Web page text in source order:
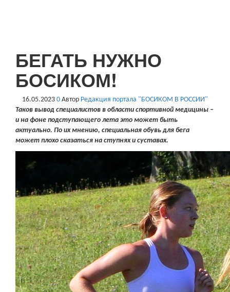
БЕГАТЬ НУЖНО
БОСИКОМ!
16.05.2023 0 Автор Редакция портала "БОСИКОМ В РОССИИ"
Таков вывод специалистов в области спортивной медицины –
и на фоне подступающего лета это может быть
актуально. По их мнению, специальная обувь для бега
может плохо сказаться на ступнях и суставах.